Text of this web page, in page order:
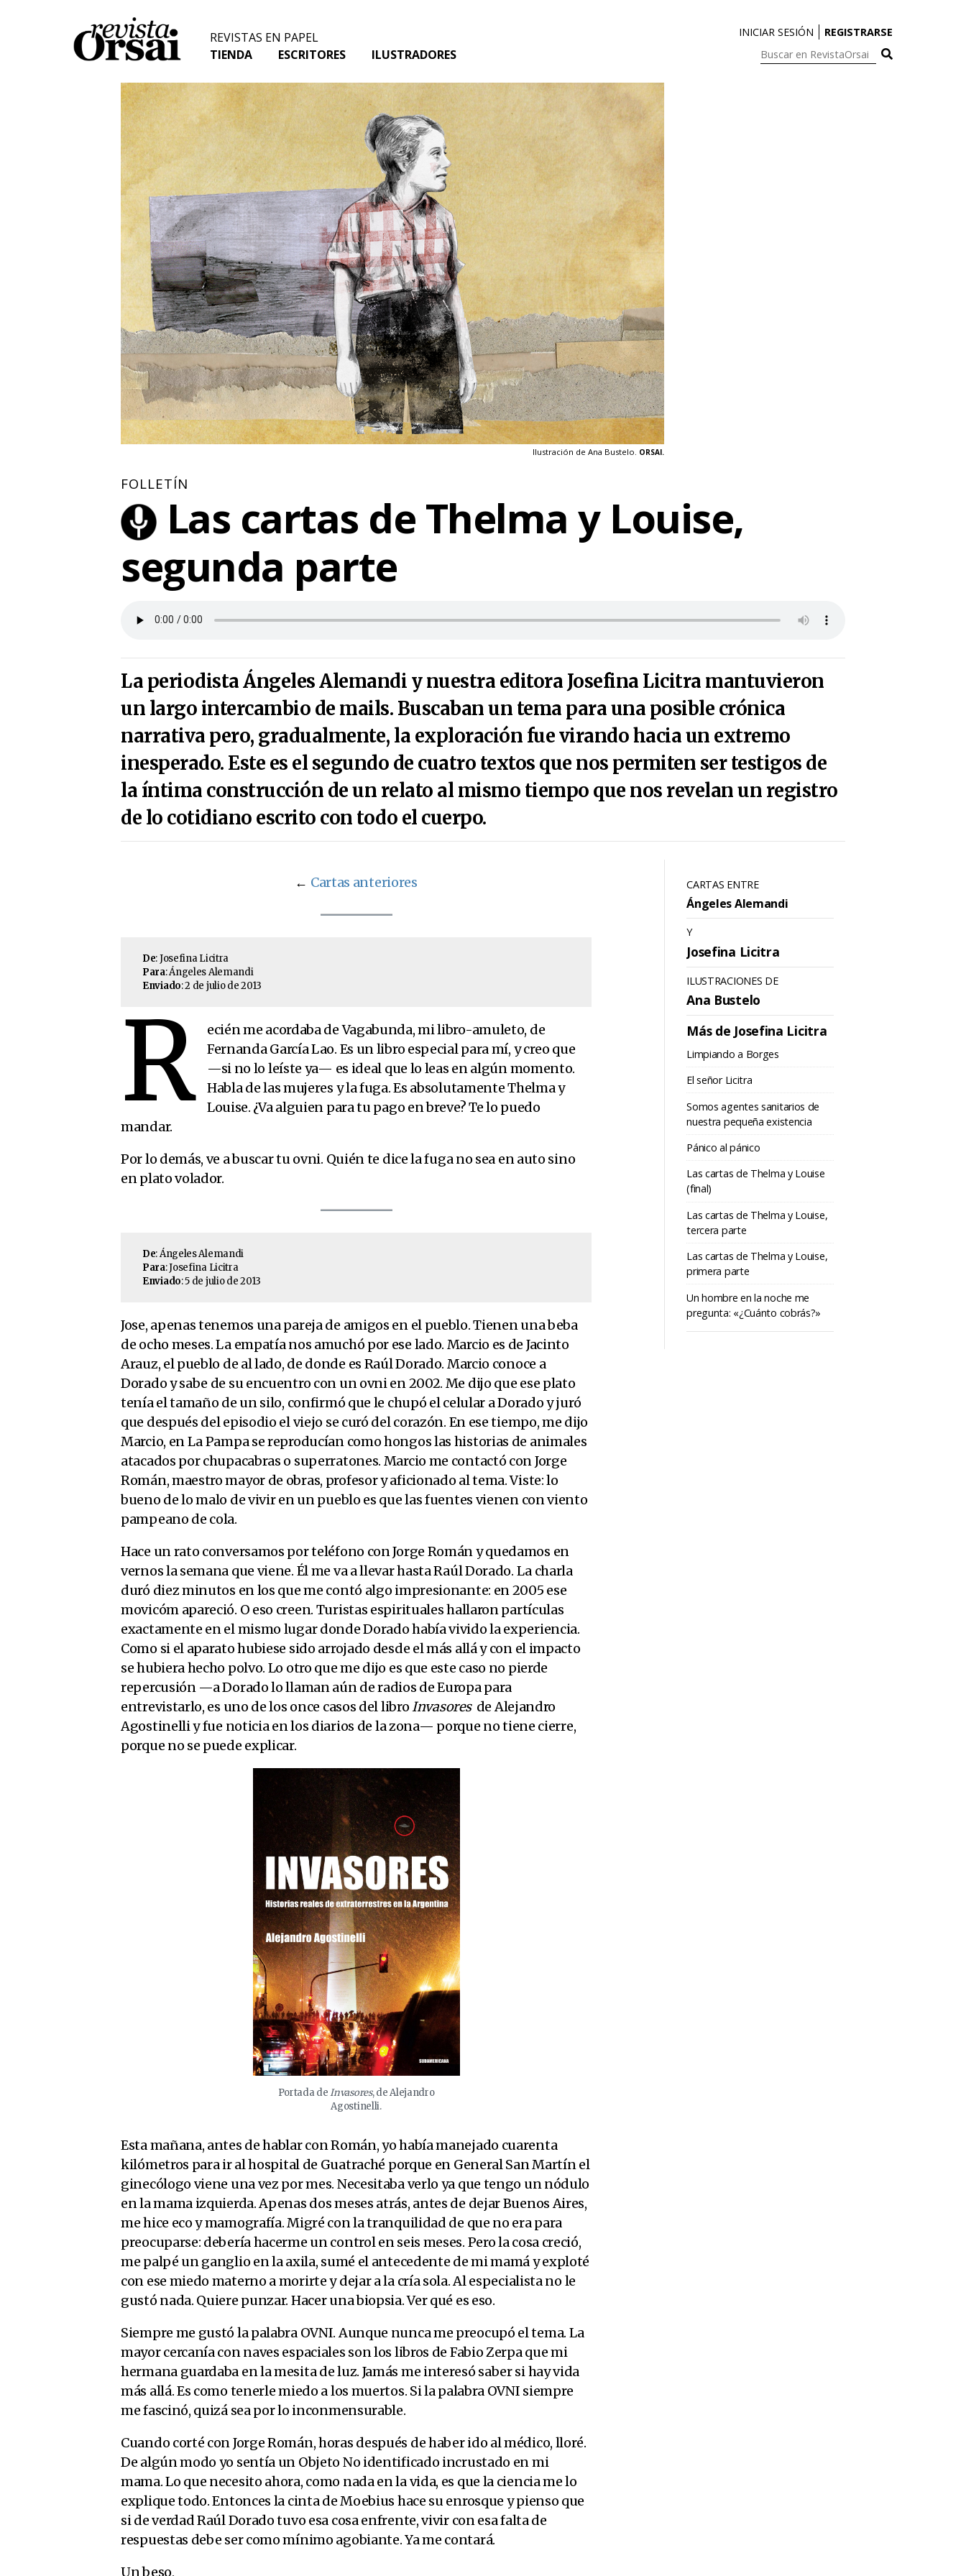
REVISTAS EN PAPEL
TIENDA
ESCRITORES ILUSTRADORES
INICIAR SESIÓN REGISTRARSE
Buscar
Ilustración de Ana Bustelo. ORSAI.
FOLLETÍN
Las cartas de Thelma y Louise,
segunda parte
La periodista Ángeles Alemandi y nuestra editora Josefina Licitra mantuvieron
un largo intercambio de mails. Buscaban un tema para una posible crónica
narrativa pero, gradualmente, la exploración fue virando hacia un extremo
inesperado. Este es el segundo de cuatro textos que nos permiten ser testigos de
la íntima construcción de un relato al mismo tiempo que nos revelan un registro
de lo cotidiano escrito con todo el cuerpo.
← Cartas anteriores
De: Josefina Licitra
Para: Ángeles Alemandi
Enviado: 2 de julio de 2013
R
ecién me acordaba de Vagabunda, mi libro-amuleto, de
Fernanda García Lao. Es un libro especial para mí, y creo que
—si no lo leíste ya— es ideal que lo leas en algún momento.
Habla de las mujeres y la fuga. Es absolutamente Thelma y
Louise. ¿Va alguien para tu pago en breve? Te lo puedo
mandar.
Por lo demás, ve a buscar tu ovni. Quién te dice la fuga no sea en auto sino
en plato volador.
De: Ángeles Alemandi
Para: Josefina Licitra
Enviado: 5 de julio de 2013
Jose, apenas tenemos una pareja de amigos en el pueblo. Tienen una beba
de ocho meses. La empatía nos amuchó por ese lado. Marcio es de Jacinto
Arauz, el pueblo de al lado, de donde es Raúl Dorado. Marcio conoce a
Dorado y sabe de su encuentro con un ovni en 2002. Me dijo que ese plato
tenía el tamaño de un silo, confirmó que le chupó el celular a Dorado y juró
que después del episodio el viejo se curó del corazón. En ese tiempo, me dijo
Marcio, en La Pampa se reproducían como hongos las historias de animales
atacados por chupacabras o superratones. Marcio me contactó con Jorge
Román, maestro mayor de obras, profesor y aficionado al tema. Viste: lo
bueno de lo malo de vivir en un pueblo es que las fuentes vienen con viento
pampeano de cola.
Hace un rato conversamos por teléfono con Jorge Román y quedamos en
vernos la semana que viene. Él me va a llevar hasta Raúl Dorado. La charla
duró diez minutos en los que me contó algo impresionante: en 2005 ese
movicóm apareció. O eso creen. Turistas espirituales hallaron partículas
exactamente en el mismo lugar donde Dorado había vivido la experiencia.
Como si el aparato hubiese sido arrojado desde el más allá y con el impacto
se hubiera hecho polvo. Lo otro que me dijo es que este caso no pierde
repercusión —a Dorado lo llaman aún de radios de Europa para
entrevistarlo, es uno de los once casos del libroInvasoresde Alejandro
Agostinelli y fue noticia en los diarios de la zona— porque no tiene cierre,
porque no se puede explicar.
Portada deInvasores, de Alejandro
Agostinelli.
Esta mañana, antes de hablar con Román, yo había manejado cuarenta
kilómetros para ir al hospital de Guatraché porque en General San Martín el
ginecólogo viene una vez por mes. Necesitaba verlo ya que tengo un nódulo
en la mama izquierda. Apenas dos meses atrás, antes de dejar Buenos Aires,
me hice eco y mamografía. Migré con la tranquilidad de que no era para
preocuparse: debería hacerme un control en seis meses. Pero la cosa creció,
me palpé un ganglio en la axila, sumé el antecedente de mi mamá y exploté
con ese miedo materno a morirte y dejar a la cría sola. Al especialista no le
gustó nada. Quiere punzar. Hacer una biopsia. Ver qué es eso.
Siempre me gustó la palabra OVNI. Aunque nunca me preocupó el tema. La
mayor cercanía con naves espaciales son los libros de Fabio Zerpa que mi
hermana guardaba en la mesita de luz. Jamás me interesó saber si hay vida
más allá. Es como tenerle miedo a los muertos. Si la palabra OVNI siempre
me fascinó, quizá sea por lo inconmensurable.
Cuando corté con Jorge Román, horas después de haber ido al médico, lloré.
De algún modo yo sentía un Objeto No identificado incrustado en mi
mama. Lo que necesito ahora, como nada en la vida, es que la ciencia me lo
explique todo. Entonces la cinta de Moebius hace su enrosque y pienso que
si de verdad Raúl Dorado tuvo esa cosa enfrente, vivir con esa falta de
respuestas debe ser como mínimo agobiante. Ya me contará.
Un beso,
CARTAS ENTRE
Ángeles Alemandi
Y
Josefina Licitra
ILUSTRACIONES DE
Ana Bustelo
Más de Josefina Licitra
Limpiando a Borges
El señor Licitra
Somos agentes sanitarios de
nuestra pequeña existencia
Pánico al pánico
Las cartas de Thelma y Louise
(final)
Las cartas de Thelma y Louise,
tercera parte
Las cartas de Thelma y Louise,
primera parte
Un hombre en la noche me
pregunta: «¿Cuánto cobrás?»